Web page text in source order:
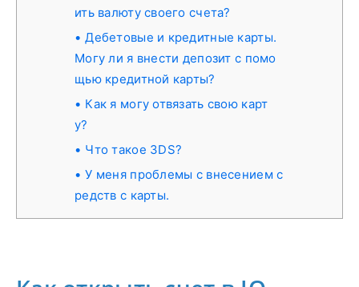
ить валюту своего счета?
Дебетовые и кредитные карты.
Могу ли я внести депозит с помо
щью кредитной карты?
Как я могу отвязать свою карт
у?
Что такое 3DS?
У меня проблемы с внесением с
редств с карты.